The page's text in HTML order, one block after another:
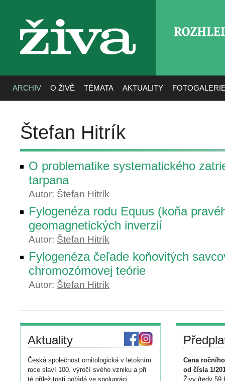
živa
ARCHIV O ŽIVĚ TÉMATA AKTUALITY
Štefan Hitrík
O problematike systematického
tarpana
Autor: Štefan Hitrík
Fylogenéza rodu Equus (koňa
geomagnetických inverzií
Autor: Štefan Hitrík
Fylogenéza čeľade koňovitých
chromozómovej teórie
Autor: Štefan Hitrík
Aktuality
Česká společnost ornitologická v letošním
roce slaví 100. výročí svého vzniku a při
té příležitosti pořádá ve spolupráci
Cena
od čísla 1/
Živy (tedy 59